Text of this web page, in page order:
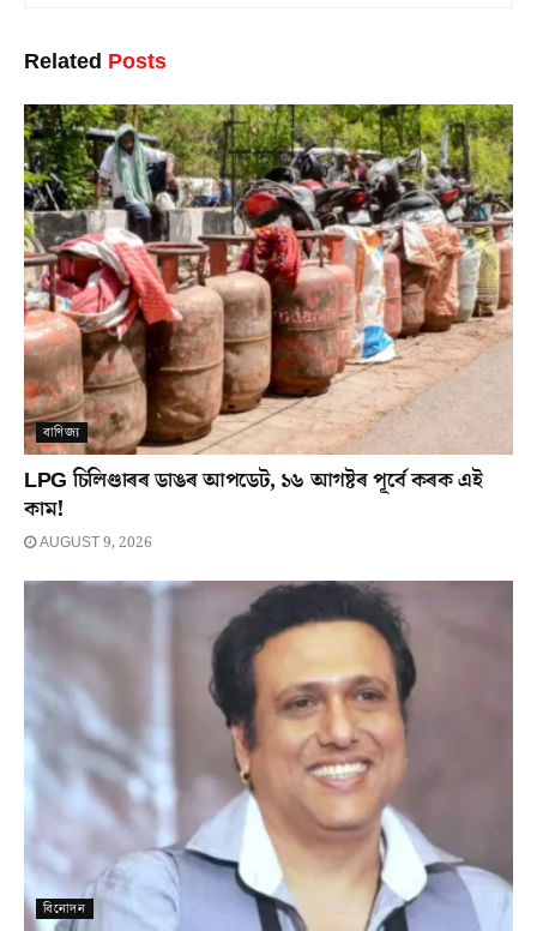
Related Posts
বাণিজ্য
LPG চিলিণ্ডাৰৰ ডাঙৰ আপডেট, ১৬ আগষ্টৰ পূৰ্বে কৰক এই
কাম!
AUGUST 9, 2026
বিনোদন